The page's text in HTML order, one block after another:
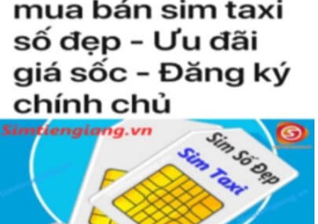
Hướng Dẫn Cách Chọn Mua Sim Hợp Mệnh Mộc
Sau đây là tổng hợp những cách chọn sim được những dẫn
chơi sim áp dụng rất nhiều trong việc chọn mua sim phong
thủy.
1. Quy luật tương sinh – tương khắc trong ngũ
hành
Ngũ hành tương sinh, ngũ hành tương khắc và hành của các
con số: